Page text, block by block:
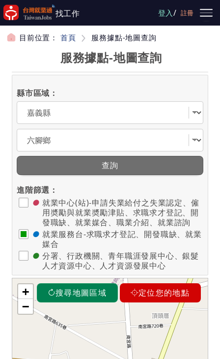
跳到主要內容
找工作 登入/ 註冊
目前位置： 首頁 服務據點-地圖查詢
服務據點-地圖查詢
縣市區域：
選擇縣市
選擇區域
查詢
進階篩選：
● 就業中心(站)-申請失業給付之失業認定、僱
用奬勵與就業奬勵津貼、求職求才登記、開
發職缺、就業媒合、職業介紹、就業諮詢
● 就業服務台-求職求才登記、開發職缺、就業
媒合
● 分署、行政機關、青年職涯發展中心、銀髮
人才資源中心、人才資源發展中心
搜尋地圖區域 定位您的地點
+
−